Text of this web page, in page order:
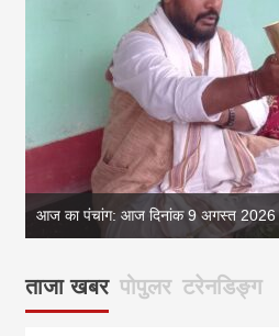
आज का पंचांग: आज दिनांक 9 अगस्त 2026
ताजा खबर पोपुलर टरेनडिङ्ग